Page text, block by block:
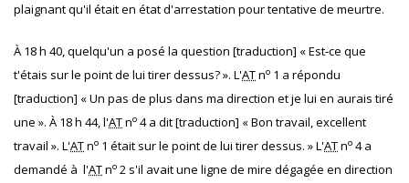
plaignant qu'il était en état d'arrestation pour tentative de meurtre.
À 18 h 40, quelqu'un a posé la question [traduction] « Est‐ce que
t'étais sur le point de lui tirer dessus? ». L'ATno 1 a répondu
[traduction] « Un pas de plus dans ma direction et je lui en aurais tiré
une ». À 18 h 44, l'ATno 4 a dit [traduction] « Bon travail, excellent
travail ». L'ATno 1 était sur le point de lui tirer dessus. » L'ATno 4 a
demandé à l'ATno 2 s'il avait une ligne de mire dégagée en direction